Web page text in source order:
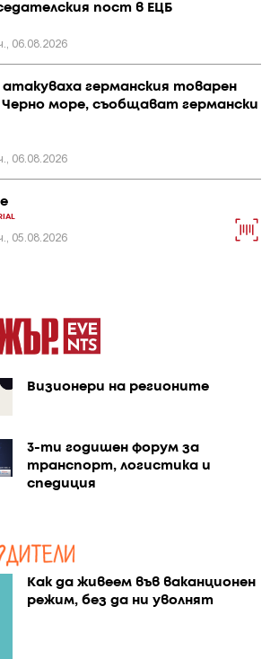
пост в ЕЦБ
06.08.2026
атакуваха германския товарен
Черно море, съобщават германски
06.08.2026
05.08.2026
Визионери на регионите
3-ти годишен форум за
транспорт, логистика и
спедиция
Как да живеем във ваканционен
режим, без да ни уволнят